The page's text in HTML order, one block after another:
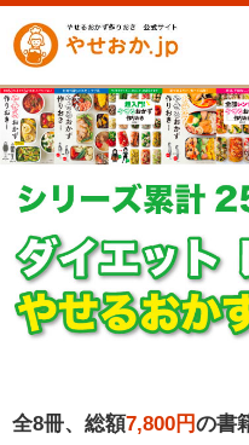
全8冊、総額7,800円の書